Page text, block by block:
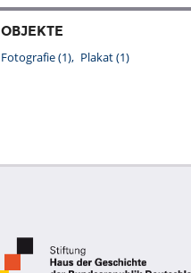
OBJEKTE
Fotografie(1) Plakat(1)